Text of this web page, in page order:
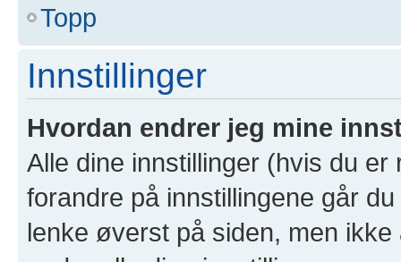
Topp
Innstillinger
Hvordan endrer jeg mine
Alle dine innstillinger (hvis du
forandre på innstillingene går
lenke øverst på siden, men